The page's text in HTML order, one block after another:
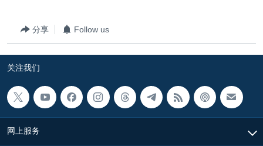
分享 Follow us
关注我们
网上服务